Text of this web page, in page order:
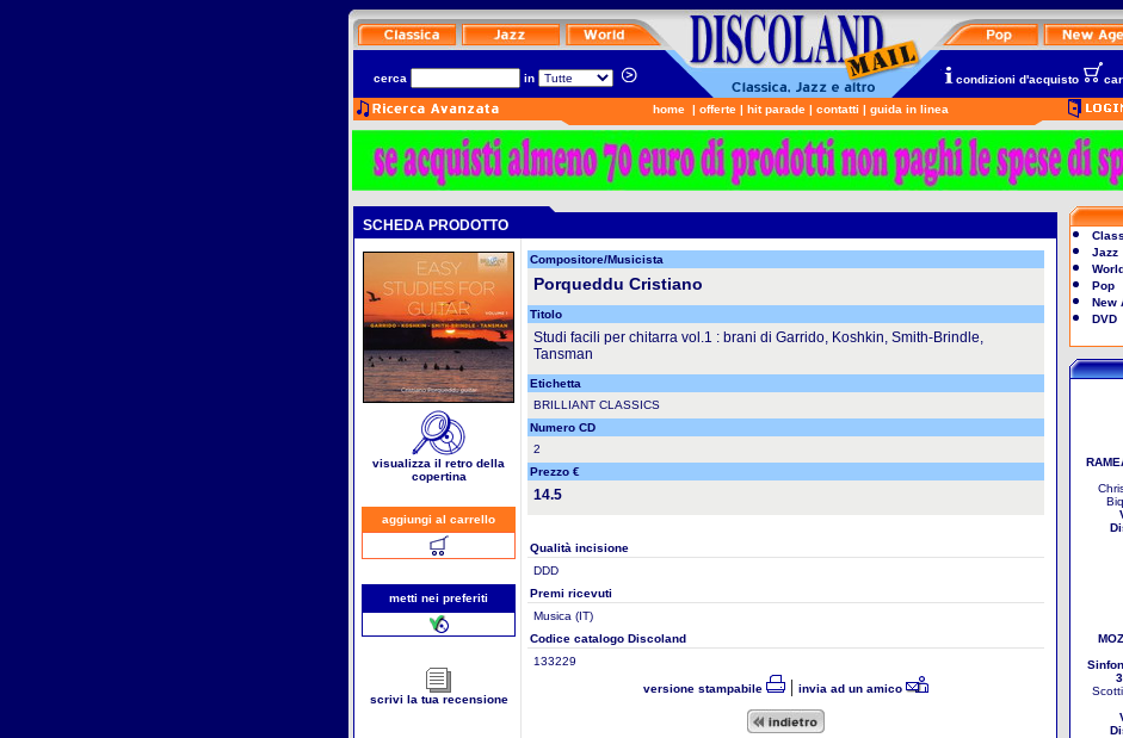
cerca in condizioni d'acquisto
home | offerte | hit parade | contatti | guida in linea
SCHEDA PRODOTTO
visualizza il retro della
copertina
aggiungi al carrello
metti nei preferiti
scrivi la tua recensione
Compositore/Musicista
Porqueddu Cristiano
Titolo
Studi facili per chitarra vol.1 : brani di Garrido, Koshkin, Smith-Brindle,
Tansman
Etichetta
BRILLIANT CLASSICS
Numero CD
2
Prezzo €
14.5
Qualità incisione
DDD
Premi ricevuti
Musica (IT)
Codice catalogo Discoland
133229
versione stampabile | invia ad un amico
Jazz
Pop
New
DVD